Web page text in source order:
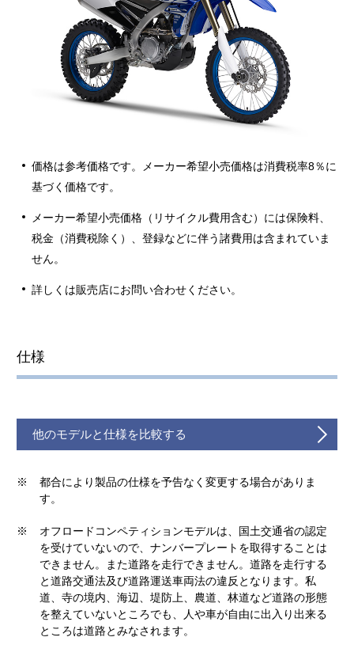
価格は参考価格です。メーカー希望小売価格は消費税率8％に
基づく価格です。
メーカー希望小売価格（リサイクル費用含む）には保険料、
税金（消費税除く）、登録などに伴う諸費用は含まれていま
せん。
詳しくは販売店にお問い合わせください。
仕様
他のモデルと仕様を比較する
※
都合により製品の仕様を予告なく変更する場合がありま
す。
※
オフロードコンペティションモデルは、国土交通省の認定
を受けていないので、ナンバープレートを取得することは
できません。また道路を走行できません。道路を走行する
と道路交通法及び道路運送車両法の違反となります。私
道、寺の境内、海辺、堤防上、農道、林道など道路の形態
を整えていないところでも、人や車が自由に出入り出来る
ところは道路とみなされます。